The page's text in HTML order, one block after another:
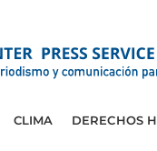
CLIMA DERECHOS